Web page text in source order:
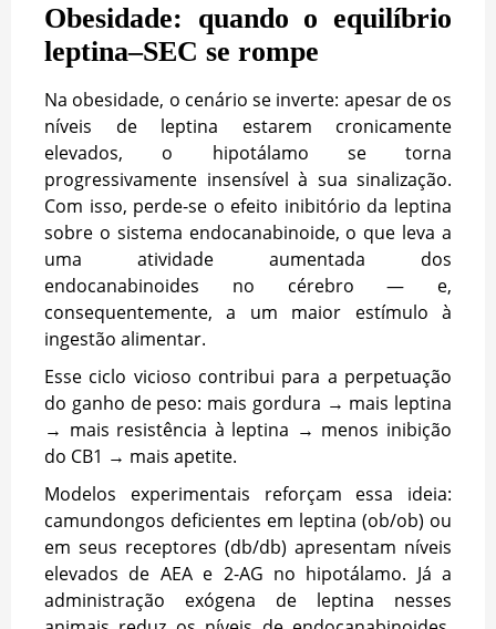
Obesidade: quando o equilíbrio
leptina–SEC se rompe
Na obesidade, o cenário se inverte: apesar de os
níveis de leptina estarem cronicamente
elevados, o hipotálamo se torna
progressivamente insensível à sua sinalização.
Com isso, perde-se o efeito inibitório da leptina
sobre o sistema endocanabinoide, o que leva a
uma atividade aumentada dos
endocanabinoides no cérebro — e,
consequentemente, a um maior estímulo à
ingestão alimentar.
Esse ciclo vicioso contribui para a perpetuação
do ganho de peso: mais gordura → mais leptina
→ mais resistência à leptina → menos inibição
do CB1 → mais apetite.
Modelos experimentais reforçam essa ideia:
camundongos deficientes em leptina (ob/ob) ou
em seus receptores (db/db) apresentam níveis
elevados de AEA e 2-AG no hipotálamo. Já a
administração exógena de leptina nesses